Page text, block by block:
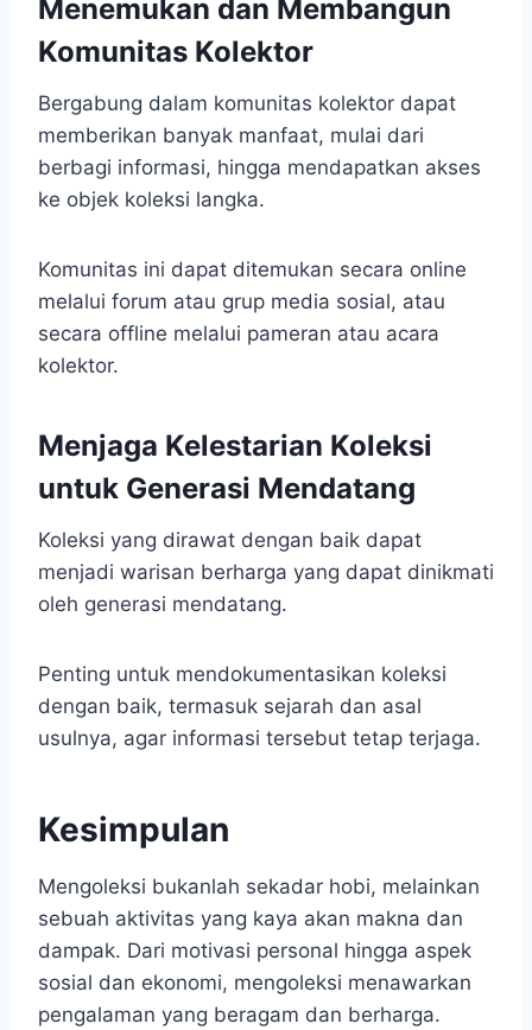
Menemukan dan Membangun
Komunitas Kolektor
Bergabung dalam komunitas kolektor dapat
memberikan banyak manfaat, mulai dari
berbagi informasi, hingga mendapatkan akses
ke objek koleksi langka.
Komunitas ini dapat ditemukan secara online
melalui forum atau grup media sosial, atau
secara offline melalui pameran atau acara
kolektor.
Menjaga Kelestarian Koleksi
untuk Generasi Mendatang
Koleksi yang dirawat dengan baik dapat
menjadi warisan berharga yang dapat dinikmati
oleh generasi mendatang.
Penting untuk mendokumentasikan koleksi
dengan baik, termasuk sejarah dan asal
usulnya, agar informasi tersebut tetap terjaga.
Kesimpulan
Mengoleksi bukanlah sekadar hobi, melainkan
sebuah aktivitas yang kaya akan makna dan
dampak. Dari motivasi personal hingga aspek
sosial dan ekonomi, mengoleksi menawarkan
pengalaman yang beragam dan berharga.